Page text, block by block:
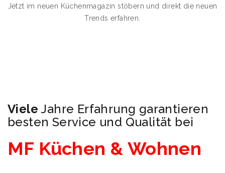
Jetzt im neuen Küchenmagazin stöbern und direkt die neuen
Trends erfahren.
Viele Jahre Erfahrung garantieren
besten Service und Qualität bei
MF Küchen & Wohnen